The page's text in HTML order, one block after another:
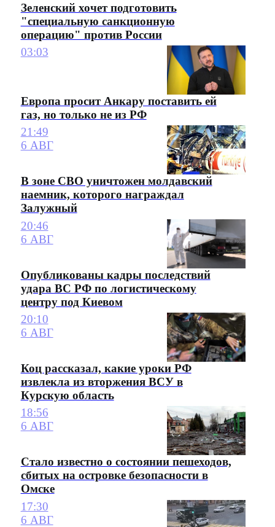
Зеленский хочет подготовить
"специальную санкционную
операцию" против России
03:03
Европа просит Анкару поставить ей
газ, но только не из РФ
21:49
6 АВГ
В зоне СВО уничтожен молдавский
наемник, которого награждал
Залужный
20:46
6 АВГ
Опубликованы кадры последствий
удара ВС РФ по логистическому
центру под Киевом
20:10
6 АВГ
Коц рассказал, какие уроки РФ
извлекла из вторжения ВСУ в
Курскую область
18:56
6 АВГ
Стало известно о состоянии пешеходов,
сбитых на островке безопасности в
Омске
17:30
6 АВГ